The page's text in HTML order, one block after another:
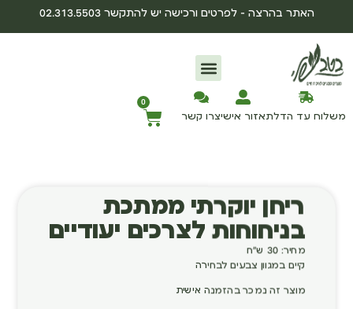
האתר בהרצה – לפרטים ורכישה יש להתקשר 02.313.5503
משלוח עד הדלתאזור אישיצרו קשר
0
ריחן יוקרתי ממתכת
בניחוחות לצרכים יעודיים
מחיר: 30 ש"ח
קיים במגוון צבעים לבחירה
מוצר זה נמכר בהזמנה אישית